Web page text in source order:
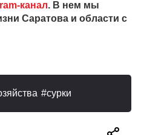
канал. В нем мы
Саратова и области с
сурки